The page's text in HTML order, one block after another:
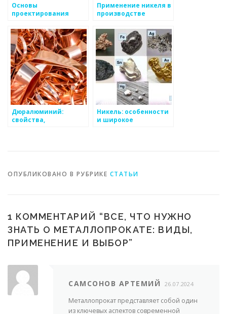
Основы
проектирования
систем: лотки и их
виды
Применение никеля в
производстве
и аккумуляторных
батарей
Дюралюминий:
свойства,
Никель: особенности
и широкое
ОПУБЛИКОВАНО В РУБРИКЕ СТАТЬИ
1 КОММЕНТАРИЙ “ВСЕ, ЧТО НУЖНО
ЗНАТЬ О МЕТАЛЛОПРОКАТЕ: ВИДЫ,
ПРИМЕНЕНИЕ И ВЫБОР”
САМСОНОВ АРТЕМИЙ 26.07.2024
Металлопрокат представляет собой один
из ключевых аспектов современной